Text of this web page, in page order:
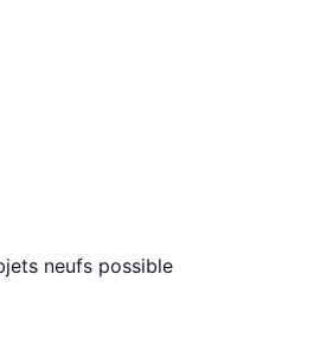
neufs possible